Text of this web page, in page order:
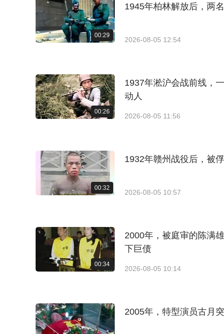
00:29
1945年柏林解放后，两
2026-08-05 12:54
00:26
1937年淞沪会战前线，
动人
2026-08-05 11:56
00:32
1932年赣州战役后，被
2026-08-05 10:57
00:34
2000年，被庭审的陈满
下巨债
2026-08-05 10:14
2005年，特型演员古月